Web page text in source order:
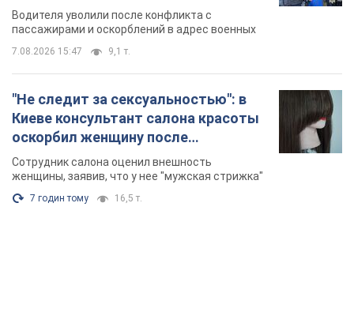
военным и поплатился за это.
Видео
Водителя уволили после конфликта с
пассажирами и оскорблений в адрес военных
7.08.2026 15:47 9,1 т.
"Не следит за сексуальностью": в
Киеве консультант салона красоты
оскорбил женщину после
химиотерапии, разгорелся скандал.
Фото
Сотрудник салона оценил внешность
женщины, заявив, что у нее "мужская стрижка"
7 годин тому 16,5 т.